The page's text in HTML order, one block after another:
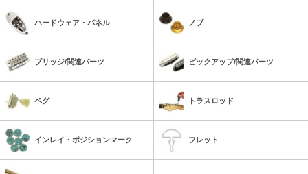
ハードウェア・パネル ノブ
ブリッジ/関連パーツ ピックアップ/関連パーツ
ペグ トラスロッド
インレイ・ポジションマーク フレット